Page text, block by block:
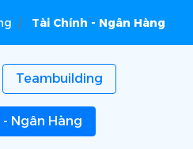
Tài Chính - Ngân Hàng
Teambuilding
Ngân Hàng